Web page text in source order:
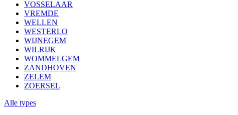
VOSSELAAR
VREMDE
WELLEN
WESTERLO
WIJNEGEM
WILRIJK
WOMMELGEM
ZANDHOVEN
ZELEM
ZOERSEL
Alle types